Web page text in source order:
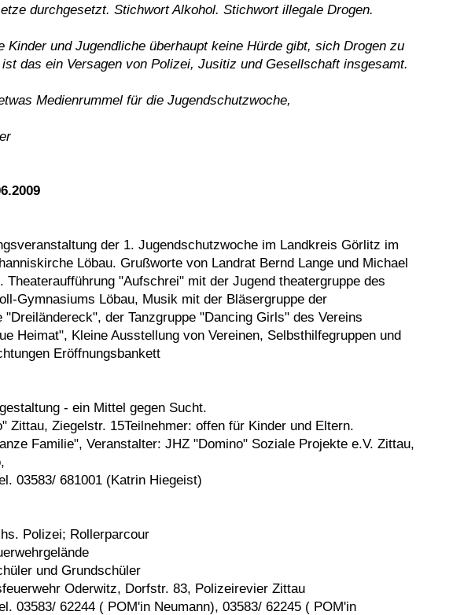
durchgesetzt. Stichwort Alkohol. Stichwort illegale Drogen.
Kinder und Jugendliche überhaupt keine Hürde gibt, sich Drogen zu
das ein Versagen von Polizei, Jusitiz und Gesellschaft insgesamt.
Medienrummel für die Jugendschutzwoche,
der 1. Jugendschutzwoche im Landkreis Görlitz im
Löbau. Grußworte von Landrat Bernd Lange und Michael
Theateraufführung "Aufschrei" mit der Jugend theatergruppe des
Gymnasiums Löbau, Musik mit der Bläsergruppe der
"Dreiländereck", der Tanzgruppe "Dancing Girls" des Vereins
Heimat", Kleine Ausstellung von Vereinen, Selbsthilfegruppen und
Eröffnungsbankett
- ein Mittel gegen Sucht.
Zittau, Ziegelstr. 15Teilnehmer: offen für Kinder und Eltern.
Familie", Veranstalter: JHZ "Domino" Soziale Projekte e.V. Zittau,
03583/ 681001 (Katrin Hiegeist)
Polizei; Rollerparcour
und Grundschüler
Oderwitz, Dorfstr. 83, Polizeirevier Zittau
03583/ 62244 ( POM'in Neumann), 03583/ 62245 ( POM'in